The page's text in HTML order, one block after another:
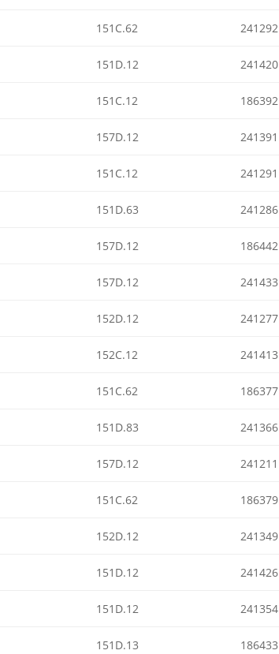
151C.62 241292
151D.12 241420
151C.12 186392
157D.12 241391
151C.12 241291
151D.63 241286
157D.12 186442
157D.12 241433
152D.12 241277
152C.12 241413
151C.62 186377
151D.83 241366
157D.12 241211
151C.62 186379
152D.12 241349
151D.12 241426
151D.12 241354
151D.13 186433